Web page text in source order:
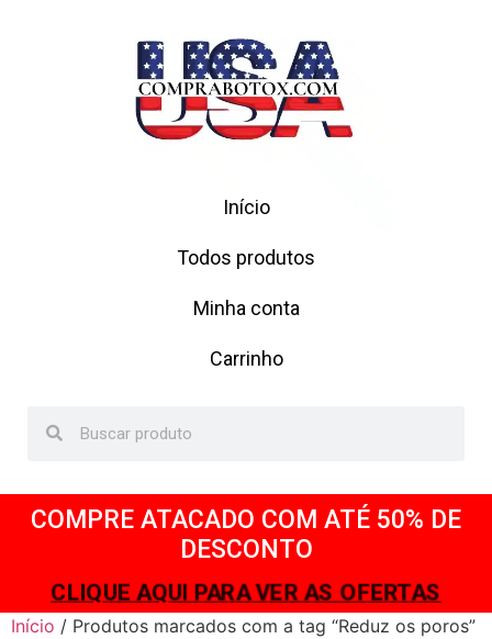
Início
Todos produtos
Minha conta
Carrinho
COMPRE ATACADO COM ATÉ 50% DE
DESCONTO
CLIQUE AQUI PARA VER AS OFERTAS
Início / Produtos marcados com a tag “Reduz os poros”